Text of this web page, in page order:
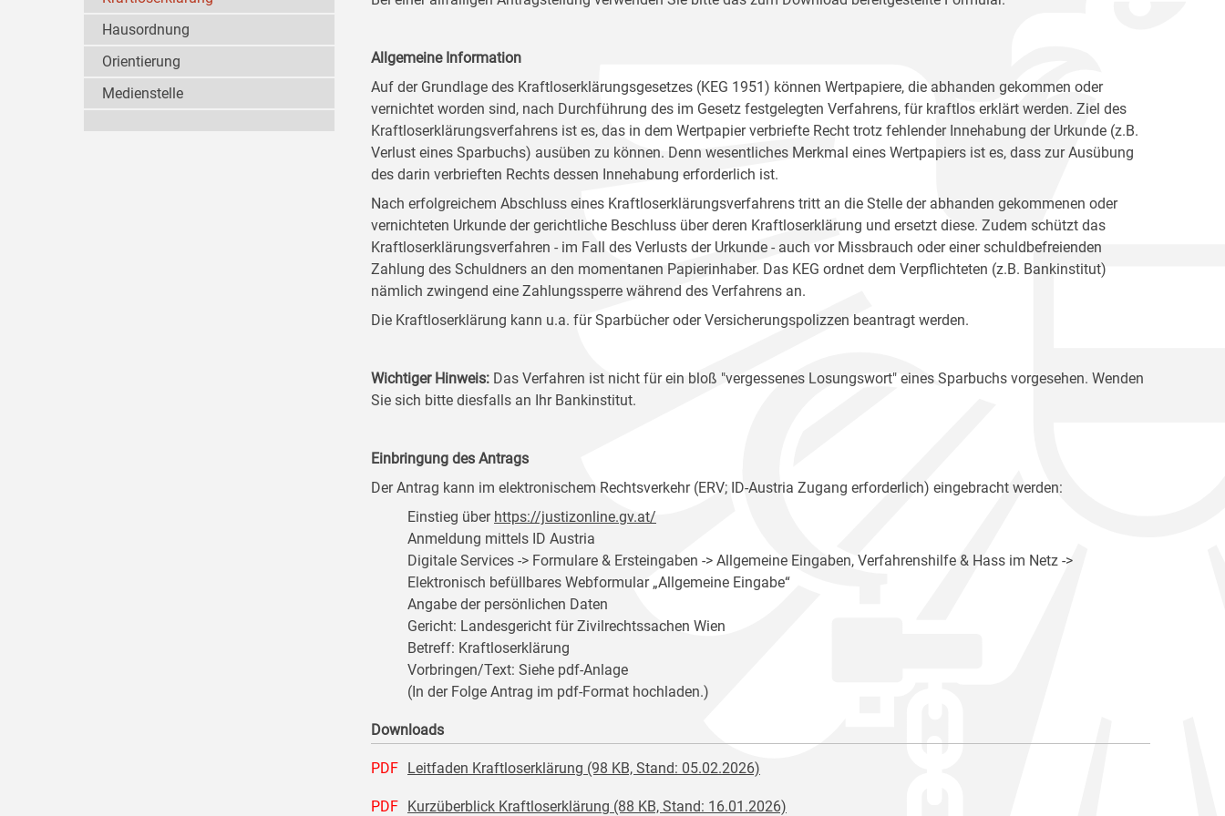
Allgemeine Information
Auf der Grundlage des Kraftloserklärungsgesetzes (KEG 1951) können Wertpapiere, die abhanden gekommen oder
vernichtet worden sind, nach Durchführung des im Gesetz festgelegten Verfahrens, für kraftlos erklärt werden. Ziel des
Kraftloserklärungsverfahrens ist es, das in dem Wertpapier verbriefte Recht trotz fehlender Innehabung der Urkunde (z.B.
Verlust eines Sparbuchs) ausüben zu können. Denn wesentliches Merkmal eines Wertpapiers ist es, dass zur Ausübung
des darin verbrieften Rechts dessen Innehabung erforderlich ist.
Nach erfolgreichem Abschluss eines Kraftloserklärungsverfahrens tritt an die Stelle der abhanden gekommenen oder
vernichteten Urkunde der gerichtliche Beschluss über deren Kraftloserklärung und ersetzt diese. Zudem schützt das
Kraftloserklärungsverfahren - im Fall des Verlusts der Urkunde - auch vor Missbrauch oder einer schuldbefreienden
Zahlung des Schuldners an den momentanen Papierinhaber. Das KEG ordnet dem Verpflichteten (z.B. Bankinstitut)
nämlich zwingend eine Zahlungssperre während des Verfahrens an.
Die Kraftloserklärung kann u.a. für Sparbücher oder Versicherungspolizzen beantragt werden.
Wichtiger Hinweis: Das Verfahren ist nicht für ein bloß "vergessenes Losungswort" eines Sparbuchs vorgesehen. Wenden
Sie sich bitte diesfalls an Ihr Bankinstitut.
Einbringung des Antrags
Der Antrag kann im elektronischem Rechtsverkehr (ERV; ID-Austria Zugang erforderlich) eingebracht werden:
Einstieg über https://justizonline.gv.at/
Anmeldung mittels ID Austria
Digitale Services -> Formulare & Ersteingaben -> Allgemeine Eingaben, Verfahrenshilfe & Hass im Netz ->
Elektronisch befüllbares Webformular „Allgemeine Eingabe“
Angabe der persönlichen Daten
Gericht: Landesgericht für Zivilrechtssachen Wien
Betreff: Kraftloserklärung
Vorbringen/Text: Siehe pdf-Anlage
(In der Folge Antrag im pdf-Format hochladen.)
Downloads
PDF Leitfaden Kraftloserklärung (98 KB, Stand: 05.02.2026)
PDF Kurzüberblick Kraftloserklärung (88 KB, Stand: 16.01.2026)
Hausordnung
Orientierung
Medienstelle